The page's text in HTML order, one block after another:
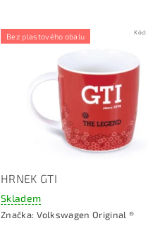
Bez plastového obalu Kód:
HRNEK GTI
Skladem
Značka: Volkswagen Original ®